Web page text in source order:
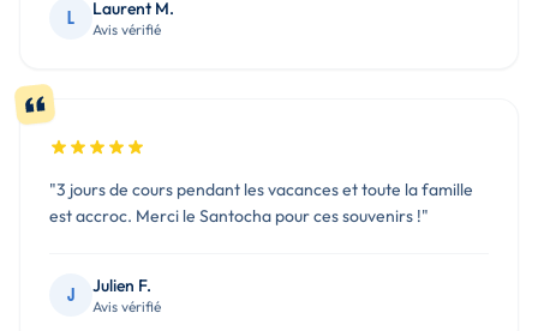
L Laurent M.
Avis vérifié
"3 jours de cours pendant les vacances et toute la famille
est accroc. Merci le Santocha pour ces souvenirs !"
J Julien F.
Avis vérifié